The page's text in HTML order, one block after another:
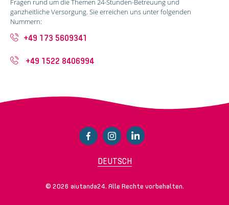
Fragen rund um die Themen 24-Stunden-Betreuung und
ganzheitliche Versorgung. Sie erreichen uns unter folgenden
Nummern:
+49 173 5609341
+49 1522 8406994
DEUTSCH
© 2026 aiutanda24. Alle Rechte vorbehalten.